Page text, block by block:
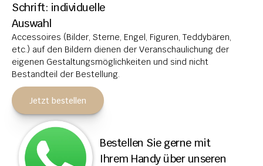
BREITSTEINE
LIEGESTEINE
URNENANLAGEN
LEUCHTGRABMALE
KONTAKT
ADRESSEN NIEDERLASSUNGEN
Schrift: individuelle
Auswahl
Accessoires (Bilder, Sterne, Engel, Figuren, Teddybären,
etc.) auf den Bildern dienen der Veranschaulichung der
eigenen Gestaltungsmöglichkeiten und sind nicht
Bestandteil der Bestellung.
Jetzt bestellen
Bestellen Sie gerne mit
Ihrem Handy über unseren